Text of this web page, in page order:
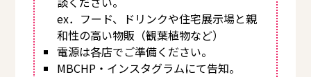
ex．フード、ドリンクや住宅展示場と親
和性の高い物販（観葉植物など）
電源は各店でご準備ください。
MBCHP・インスタグラムにて告知。